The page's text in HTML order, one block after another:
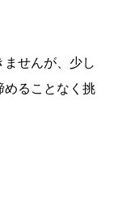
せんが、少し
めることなく挑